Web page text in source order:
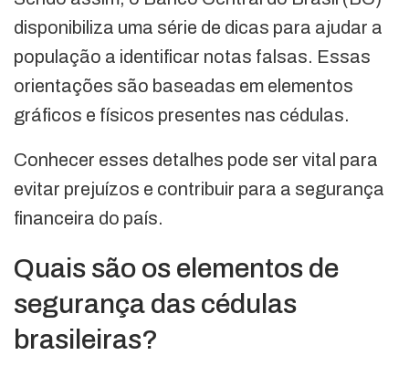
disponibiliza uma série de dicas para ajudar a
população a identificar notas falsas. Essas
orientações são baseadas em elementos
gráficos e físicos presentes nas cédulas.
Conhecer esses detalhes pode ser vital para
evitar prejuízos e contribuir para a segurança
financeira do país.
Quais são os elementos de
segurança das cédulas
brasileiras?